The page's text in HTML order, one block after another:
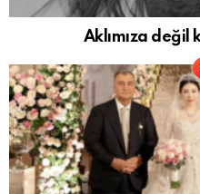
Aklımıza değil